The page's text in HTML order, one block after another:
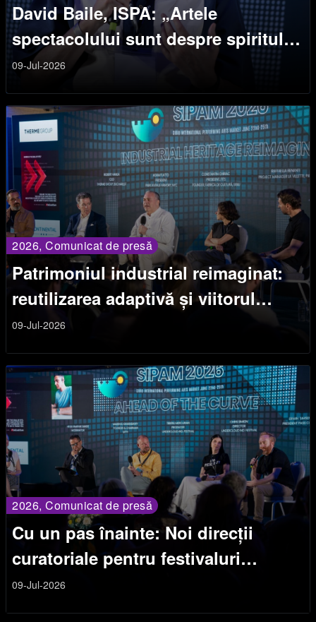
David Baile, ISPA: „Artele
spectacolului sunt despre spiritul
uman”
09-Jul-2026
2026, Comunicat de presă
Patrimoniul industrial reimaginat:
reutilizarea adaptivă și viitorul
spațiilor culturale
09-Jul-2026
2026, Comunicat de presă
Cu un pas înainte: Noi direcții
curatoriale pentru festivaluri
independente
09-Jul-2026